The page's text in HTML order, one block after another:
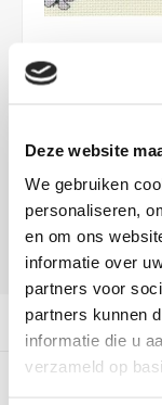
Deze website
We gebruiken
personaliseren,
en om ons
informatie over
partners voor
partners kunnen
informatie die u
verzameld op
DIRECT
DELEN: